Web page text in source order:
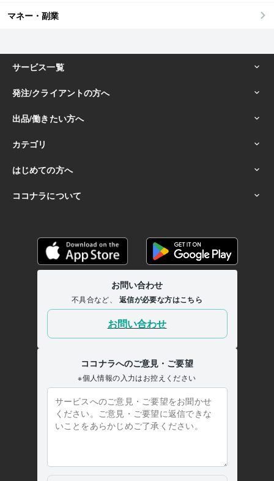
マネー・副業